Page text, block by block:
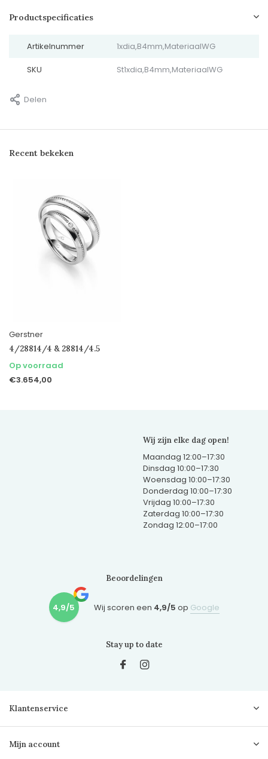
Productspecificaties
Artikelnummer 1xdia,B4mm,MateriaalWG
SKU St1xdia,B4mm,MateriaalWG
Delen
Recent bekeken
Gerstner
4/28814/4 & 28814/4.5
Op voorraad
€3.654,00
Wij zijn elke dag open!
Maandag 12:00–17:30
Dinsdag 10:00–17:30
Woensdag 10:00–17:30
Donderdag 10:00–17:30
Vrijdag 10:00–17:30
Zaterdag 10:00–17:30
Zondag 12:00–17:00
Beoordelingen
4,9/5 Wij scoren een 4,9/5 op Google
Stay up to date
Klantenservice
Mijn account